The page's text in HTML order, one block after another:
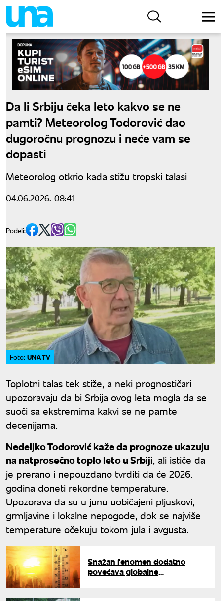
Da li Srbiju čeka leto kakvo se ne
pamti? Meteorolog Todorović dao
dugoročnu prognozu i neće vam se
dopasti
Meteorolog otkrio kada stižu tropski talasi
04.06.2026. 08:41
Podeli:
Foto: UNA TV
Toplotni talas tek stiže, a neki prognostičari
upozoravaju da bi Srbija ovog leta mogla da se
suoči sa ekstremima kakvi se ne pamte
decenijama.
Nedeljko Todorović kaže da prognoze ukazuju
na natprosečno toplo leto u Srbiji, ali ističe da
je prerano i nepouzdano tvrditi da će 2026.
godina doneti rekordne temperature.
Upozorava da su u junu uobičajeni pljuskovi,
grmljavine i lokalne nepogode, dok se najviše
temperature očekuju tokom jula i avgusta.
Snažan fenomen dodatno
povećava globalne